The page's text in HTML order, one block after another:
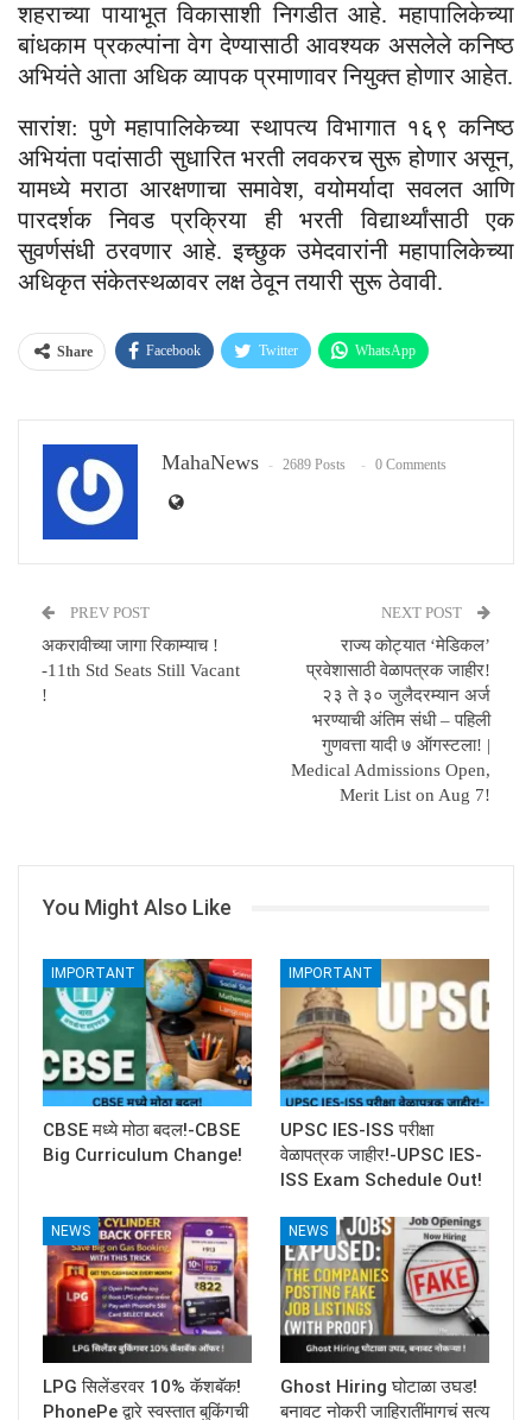
शहराच्या पायाभूत विकासाशी निगडीत आहे. महापालिकेच्या
बांधकाम प्रकल्पांना वेग देण्यासाठी आवश्यक असलेले कनिष्ठ
अभियंते आता अधिक व्यापक प्रमाणावर नियुक्त होणार आहेत.
सारांश: पुणे महापालिकेच्या स्थापत्य विभागात १६९ कनिष्ठ
अभियंता पदांसाठी सुधारित भरती लवकरच सुरू होणार असून,
यामध्ये मराठा आरक्षणाचा समावेश, वयोमर्यादा सवलत आणि
पारदर्शक निवड प्रक्रिया ही भरती विद्यार्थ्यांसाठी एक
सुवर्णसंधी ठरवणार आहे. इच्छुक उमेदवारांनी महापालिकेच्या
अधिकृत संकेतस्थळावर लक्ष ठेवून तयारी सुरू ठेवावी.
Share Facebook Twitter WhatsApp
MahaNews 2689 Posts 0 Comments
PREV POST
अकरावीच्या जागा रिकाम्याच !
-11th Std Seats Still Vacant
!
NEXT POST
राज्य कोट्यात ‘मेडिकल’
प्रवेशासाठी वेळापत्रक जाहीर!
२३ ते ३० जुलैदरम्यान अर्ज
भरण्याची अंतिम संधी – पहिली
गुणवत्ता यादी ७ ऑगस्टला! |
Medical Admissions Open,
Merit List on Aug 7!
You Might Also Like
IMPORTANT
CBSE मध्ये मोठा बदल!-CBSE
Big Curriculum Change!
IMPORTANT
UPSC IES-ISS परीक्षा
वेळापत्रक जाहीर!-UPSC IES-
ISS Exam Schedule Out!
NEWS
LPG सिलेंडरवर 10% कॅशबॅक!
PhonePe द्वारे स्वस्तात बुकिंगची
NEWS
Ghost Hiring घोटाळा उघड!
बनावट नोकरी जाहिरातींमागचं सत्य